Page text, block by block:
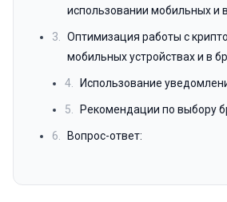
использовании мобильных и
3.
Оптимизация работы с
мобильных устройствах и в
4. Использование
5. Рекомендации по выбору
6. Вопрос-ответ: